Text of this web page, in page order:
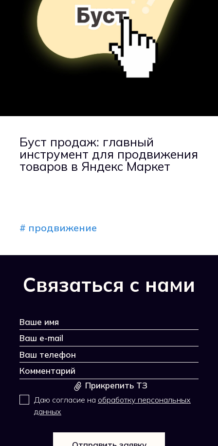
Буст продаж: главный
инструмент для продвижения
товаров в Яндекс Маркет
# продвижение
Связаться с нами
Прикрепить ТЗ
Даю согласие на обработку персональных
данных